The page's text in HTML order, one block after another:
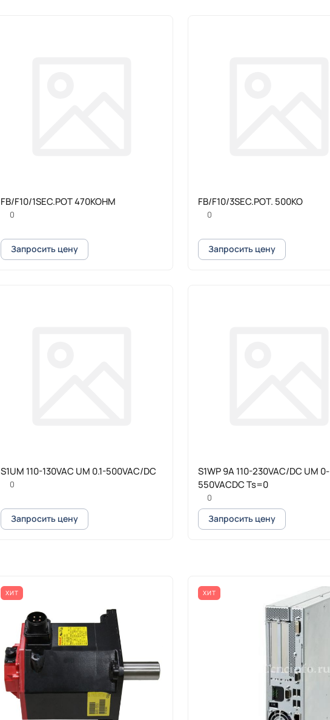
FB/F10/1SEC.POT 470KOHM
0
Запросить цену
FB/F10/3SEC.POT. 500KO
0
Запросить цену
S1UM 110-130VAC UM 0.1-500VAC/DC
0
Запросить цену
S1WP 9A 110-230VAC/DC UM 0-
550VACDC Ts=0
0
Запросить цену
ХИТ ХИТ